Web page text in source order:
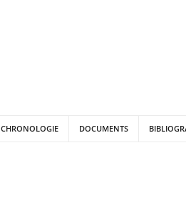
CHRONOLOGIE DOCUMENTS